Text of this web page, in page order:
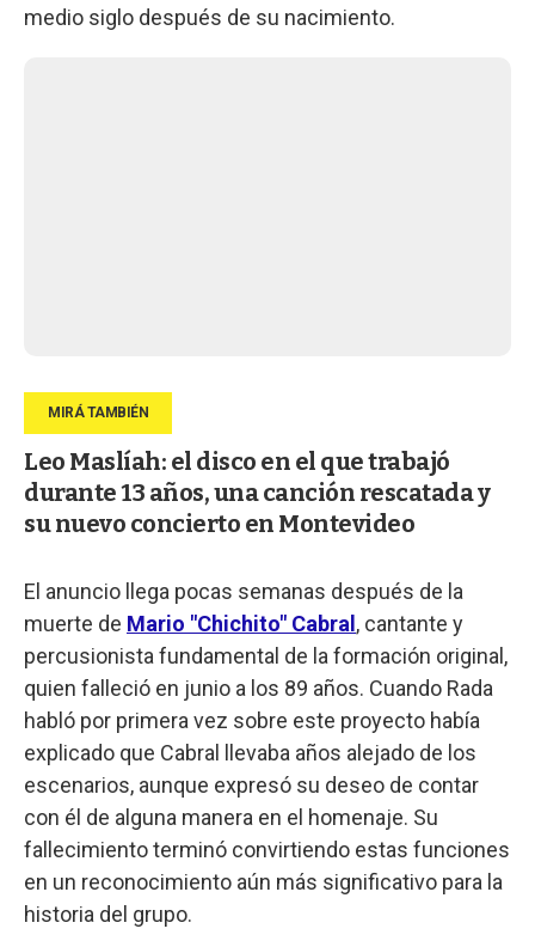
medio siglo después de su nacimiento.
Leo Maslíah: el disco en el que trabajó
durante 13 años, una canción rescatada y
su nuevo concierto en Montevideo
El anuncio llega pocas semanas después de la
muerte de Mario "Chichito" Cabral , cantante y
percusionista fundamental de la formación original,
quien falleció en junio a los 89 años. Cuando Rada
habló por primera vez sobre este proyecto había
explicado que Cabral llevaba años alejado de los
escenarios, aunque expresó su deseo de contar
con él de alguna manera en el homenaje. Su
fallecimiento terminó convirtiendo estas funciones
en un reconocimiento aún más significativo para la
historia del grupo.